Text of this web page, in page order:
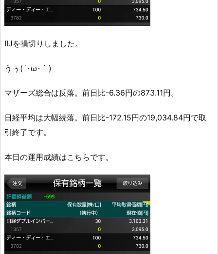
IIJを損切りしました。
うぅ(´･ω･｀)
マザーズ総合は反落。前日比-6.36円の873.11円。
日経平均は大幅続落。前日比-172.15円の19,034.84円で取
引終了です。
本日の運用成績はこちらです。